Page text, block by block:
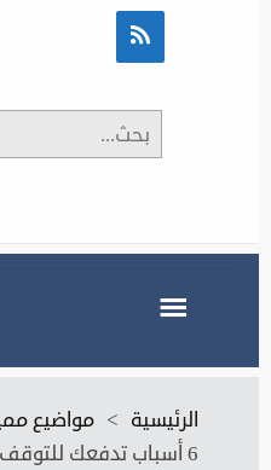
الرئيسية > مواضيع
‏6 أسباب تدفعك